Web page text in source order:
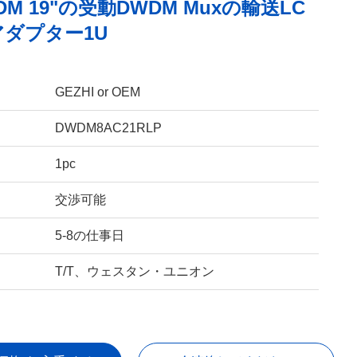
19"の受動DWDM Muxの輸送LC
プター1U
GEZHI or OEM
DWDM8AC21RLP
1pc
交渉可能
5-8の仕事日
T/T、ウェスタン・ユニオン